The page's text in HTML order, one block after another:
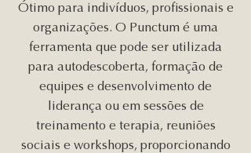
Ótimo para indivíduos, profissionais e
organizações. O Punctum é uma
ferramenta que pode ser utilizada
para autodescoberta, formação de
equipes e desenvolvimento de
liderança ou em sessões de
treinamento e terapia, reuniões
sociais e workshops, proporcionando